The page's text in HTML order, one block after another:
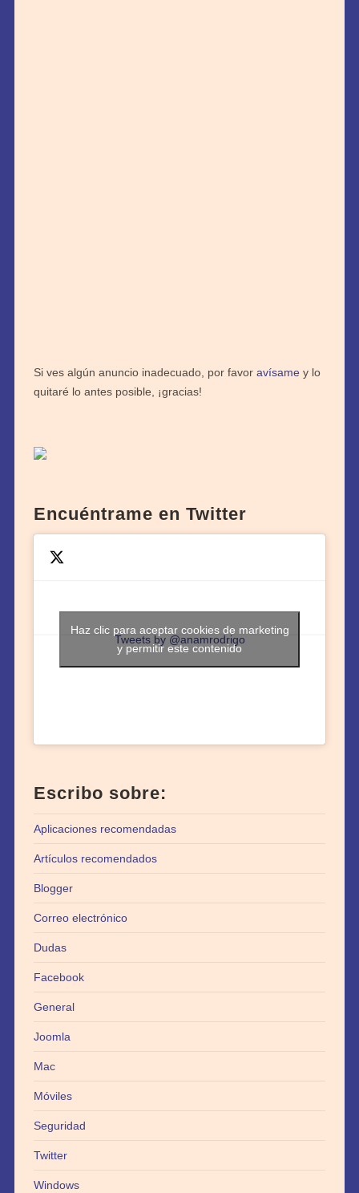
Si ves algún anuncio inadecuado, por favor avísamey lo
quitaré lo antes posible, ¡gracias!
Encuéntrame en Twitter
Tweets by @anamrodrigo
Haz clic para aceptar cookies de marketing
y permitir este contenido
Escribo sobre:
Aplicaciones recomendadas
Artículos recomendados
Blogger
Correo electrónico
Dudas
Facebook
General
Joomla
Mac
Móviles
Seguridad
Twitter
Windows